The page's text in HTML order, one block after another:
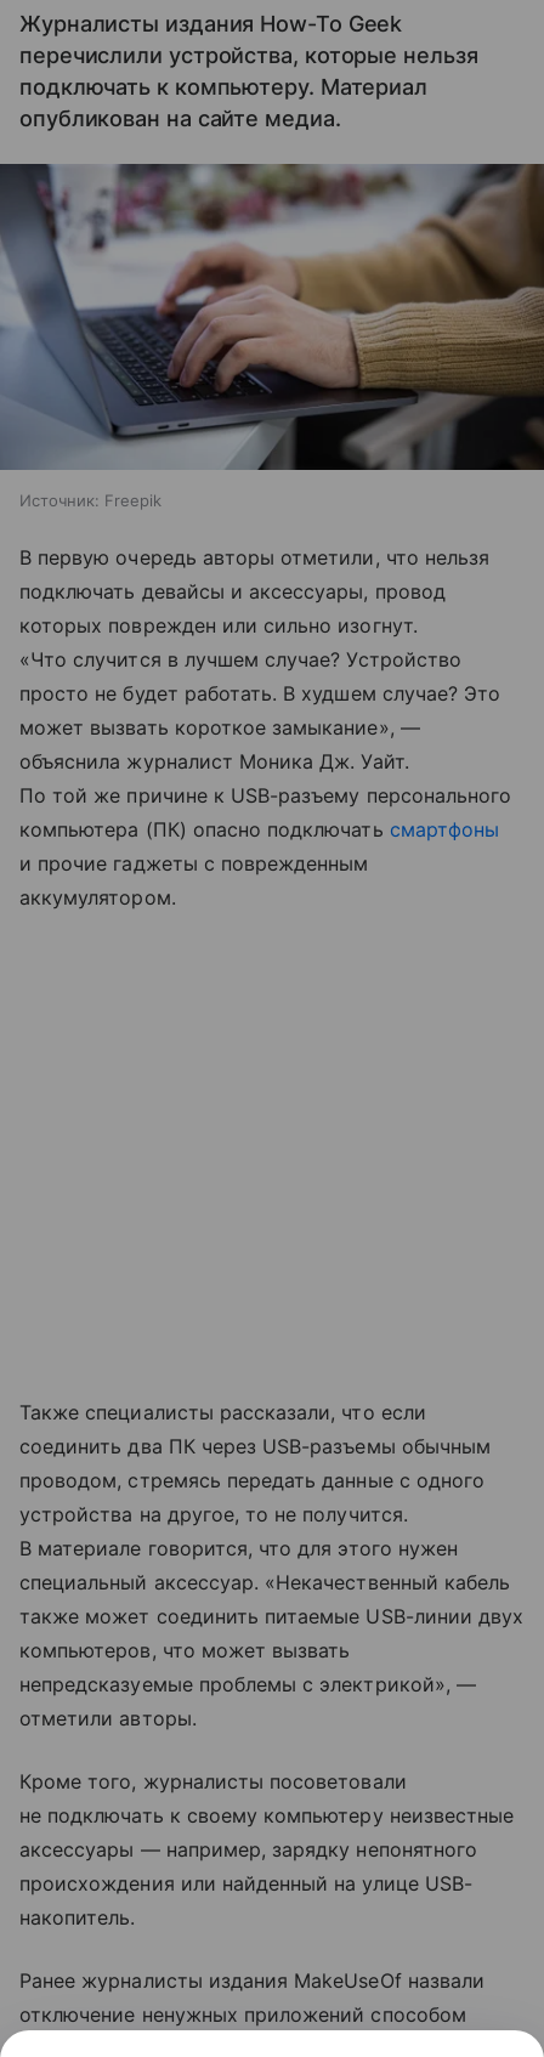
Журналисты издания How-To Geek
перечислили устройства, которые нельзя
подключать к компьютеру. Материал
опубликован на сайте медиа.
Источник: Freepik
В первую очередь авторы отметили, что нельзя
подключать девайсы и аксессуары, провод
которых поврежден или сильно изогнут.
«Что случится в лучшем случае? Устройство
просто не будет работать. В худшем случае? Это
может вызвать короткое замыкание», —
объяснила журналист Моника Дж. Уайт.
По той же причине к USB-разъему персонального
компьютера (ПК) опасно подключать смартфоны
и прочие гаджеты с поврежденным
аккумулятором.
Также специалисты рассказали, что если
соединить два ПК через USB-разъемы обычным
проводом, стремясь передать данные с одного
устройства на другое, то не получится.
В материале говорится, что для этого нужен
специальный аксессуар. «Некачественный кабель
также может соединить питаемые USB-линии двух
компьютеров, что может вызвать
непредсказуемые проблемы с электрикой», —
отметили авторы.
Кроме того, журналисты посоветовали
не подключать к своему компьютеру неизвестные
аксессуары — например, зарядку непонятного
происхождения или найденный на улице USB-
накопитель.
Ранее журналисты издания MakeUseOf назвали
отключение ненужных приложений способом